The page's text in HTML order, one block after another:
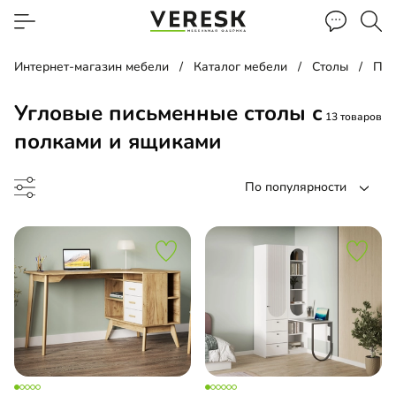
Интернет-магазин мебели Каталог мебели Столы
Угловые письменные столы с
полками и ящиками
13 товаров
По популярности
стол
зона